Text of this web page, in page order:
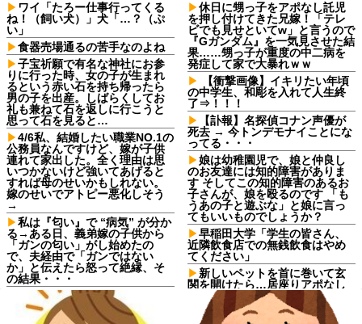
ワイ「たろー仕事行ってくる
ね！（飼い犬）」犬「…？（ぷ
い」
食器売場通るの苦手なのよね
子宝祈願で有名な神社にお参
りに行った時、女の子が生まれ
るという赤い石を持ち帰ったら
男の子を出産。しばらくしてお
礼も兼ねて石を返しに行こうと
思って石を見ると…
4/6私、結婚したい職業NO.1の
公務員なんですけど、嫁が子供
連れて家出した。全く理由は思
いつかないけど強いてあげると
すれば母のせいかもしれない。
嫁のせいでアトピー悪化しそう
→
私は『匂い』で “病気” が分か
る→ある日、義弟嫁の子供から
「ガンの匂い」がし始めたの
で、夫経由で「ガンではない
か」と伝えたら怒って絶縁、そ
の結果・・・
休日に甥っ子をアポなし託児
を押し付けてきた兄嫁！「テレ
ビでも見せといてw」と言うので
休日に甥っ子をアポなし託児
を押し付けてきた兄嫁！「テレ
ビでも見せといてw」と言うので
『Gガンダム』を一気見させた結
果……甥っ子が重度の中二病を
発症して家で大暴れｗｗ
【衝撃画像】イキリたい年頃
の中学生、和彫を入れて人生終
了⇒！！！
【訃報】名探偵コナン声優が
死去 → 今トンデモナイことにな
ってる・・・
娘は幼稚園児で、娘と仲良し
のお友達には知的障害がありま
す そしてこの知的障害のあるお
子さんが、娘を殴るのです 「も
うあの子と遊ぶな」と娘に言っ
てもいいものでしょうか？
早稲田大学「学生の皆さん、
近隣飲食店での無銭飲食はやめ
てください」
新しいペットを首に巻いて玄
関を開けたら…居座りアポなし
トメと鉢合わせ！絶叫して20秒
で逃亡したトメ「捨てないと二
度と行ってあげない！」←もう